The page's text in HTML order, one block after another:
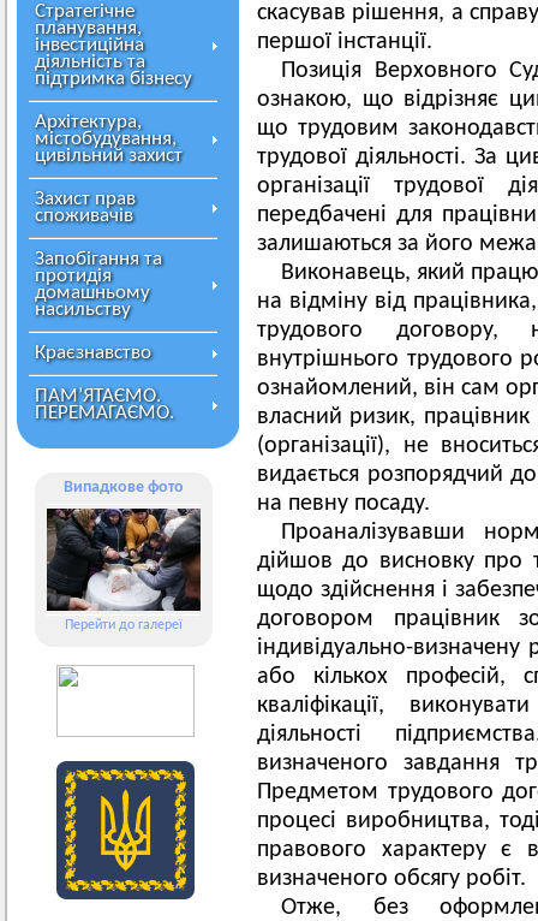
Стратегічне
планування,
інвестиційна
діяльність та
підтримка бізнесу
Архітектура,
містобудування,
цивільний захист
Захист прав
споживачів
Запобігання та
протидія
домашньому
насильству
Краєзнавство
ПАМ’ЯТАЄМО.
ПЕРЕМАГАЄМО.
Випадкове фото
Перейти до галереї
скасував рішення, а
першої інстанції.
Позиція Верховного
ознакою, що відрізняє
що трудовим
трудової діяльності. За
організації трудової
передбачені для
залишаються за його
Виконавець, який
на відміну від
трудового договору,
внутрішнього трудового
ознайомлений, він сам
власний ризик,
(організації), не
видається розпорядчий
на певну посаду.
Проаналізувавши
дійшов до висновку про
щодо здійснення і
договором працівник
індивідуально-визначену
або кількох професій,
кваліфікації,
діяльності
визначеного завдання
Предметом трудового
процесі виробництва,
правового характеру є
визначеного обсягу робіт.
Отже, без